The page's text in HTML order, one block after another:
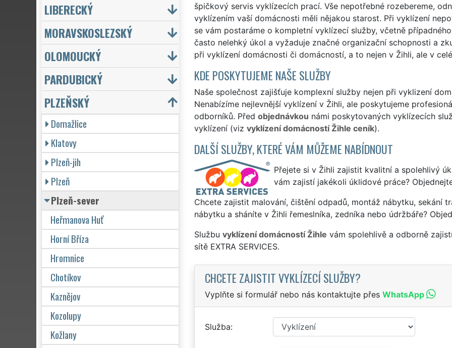
špičkový servis vyklízecích prací. Vše nepotřebné rozebereme,
vyklízením vaší domácnosti měli nějakou starost. Při vyklízení
se vám postaráme o kompletní vyklízecí služby, včetně
často nelehký úkol a vyžaduje značné organizační schopnosti a
při vyklízení domácnosti či domácností, a to nejen v Žihli, ale v
KDE POSKYTUJEME NAŠE SLUŽBY
Naše společnost zajišťuje komplexní služby nejen při vyklizení
Nenabízíme nejlevnější vyklízení v Žihli, ale poskytujeme
odborníků. Před objednávkou námi poskytovaných vyklízecích
vyklízení (viz vyklízení domácností Žihle ceník).
DALŠÍ SLUŽBY, KTERÉ VÁM MŮŽEME NABÍDNOUT
Přejete si v Žihli zajistit kvalitní a spolehlivý
vám zajistí jakékoli úklidové práce?
Chcete zajistit malování, čištění odpadů, montáž nábytku, sekání
nábytku a sháníte v Žihli řemeslníka, zedníka nebo údržbáře?
Službu vyklízení domácností Žihle vám spolehlivě a odborně
sítě EXTRA SERVICES.
CHCETE ZAJISTIT VYKLÍZECÍ SLUŽBY?
Vyplňte si formulář nebo nás kontaktujte přes WhatsApp
Služba
LIBERECKÝ
MORAVSKOSLEZSKÝ
OLOMOUCKÝ
PARDUBICKÝ
PLZEŇSKÝ
Domažlice
Klatovy
Plzeň-jih
Plzeň
Plzeň-sever
Heřmanova Huť
Horní Bříza
Hromnice
Chotíkov
Kaznějov
Kozolupy
Kožlany